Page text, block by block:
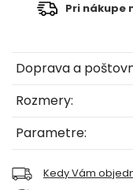
Pri nákupe
Doprava a
Rozmery:
Parametre:
Kedy Vám